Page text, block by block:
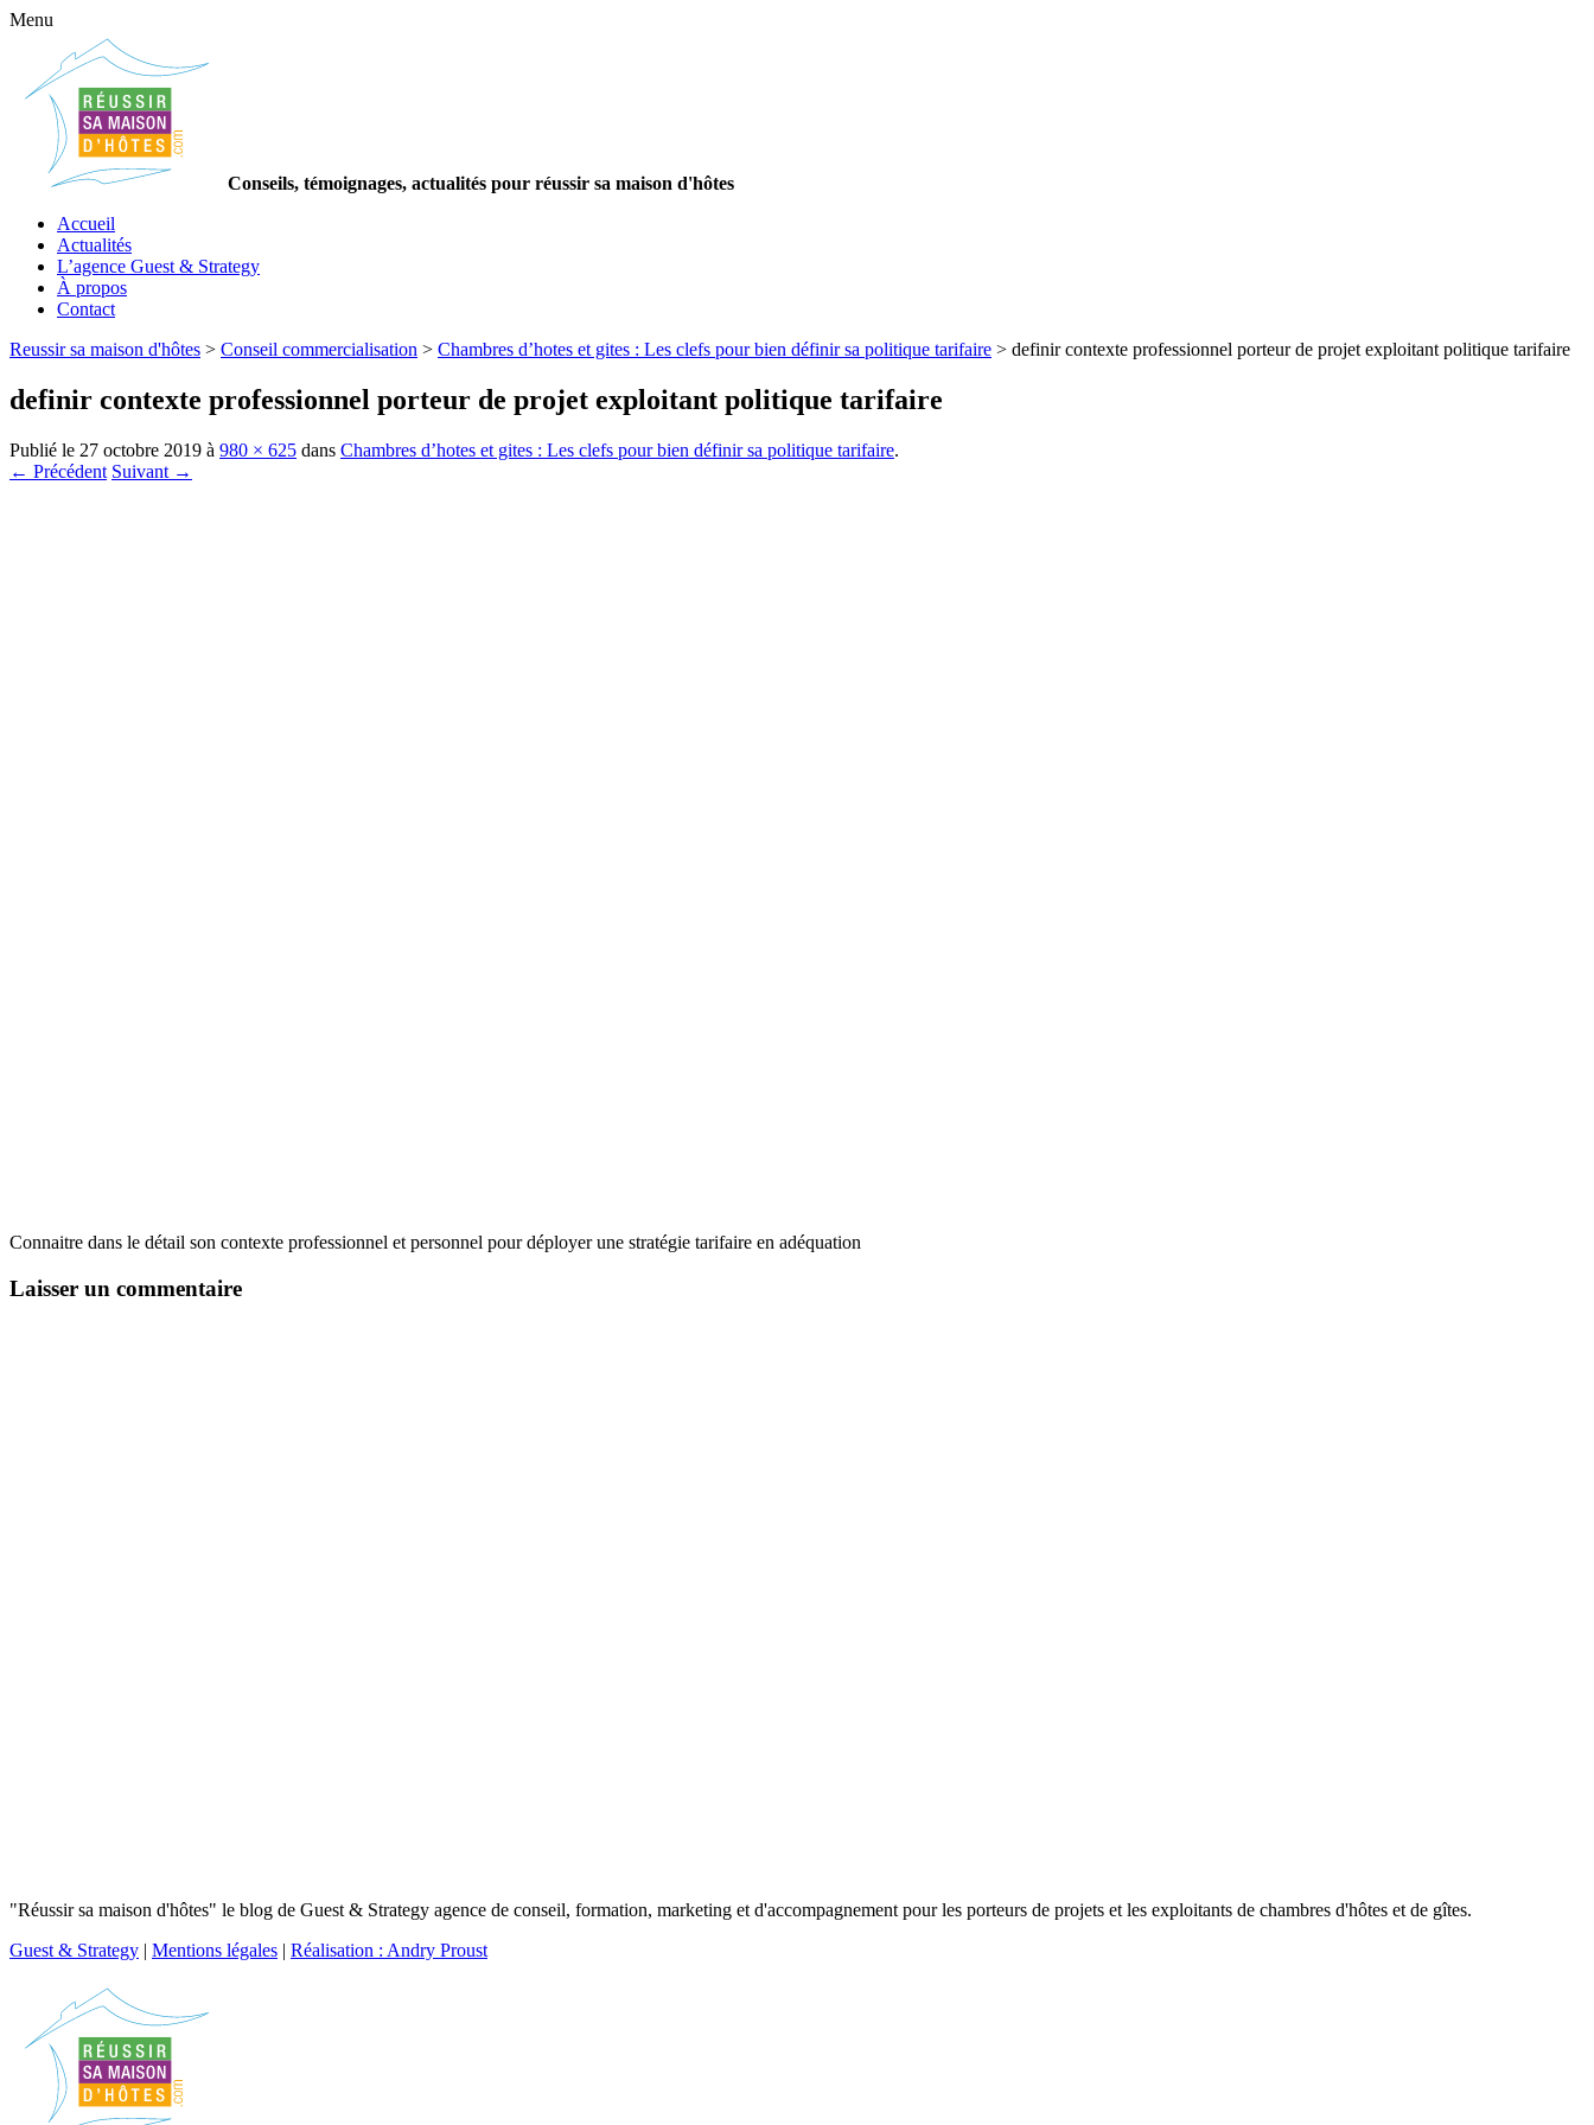
Menu
Conseils, témoignages, actualités pour réussir sa maison d'hôtes
Accueil
Actualités
L’agence Guest & Strategy
À propos
Contact
Reussir sa maison d'hôtes > Conseil commercialisation > Chambres d’hotes et gites : Les clefs pour bien définir sa politique tarifaire > definir contexte professionnel porteur de projet exploitant politique tarifaire
definir contexte professionnel porteur de projet exploitant politique tarifaire
Publié le 27 octobre 2019 à 980 × 625 dans Chambres d’hotes et gites : Les clefs pour bien définir sa politique tarifaire.
← Précédent Suivant →
Connaitre dans le détail son contexte professionnel et personnel pour déployer une stratégie tarifaire en adéquation
Laisser un commentaire
"Réussir sa maison d'hôtes" le blog de Guest & Strategy agence de conseil, formation, marketing et d'accompagnement pour les porteurs de projets et les exploitants de chambres d'hôtes et de gîtes.
Guest & Strategy | Mentions légales | Réalisation : Andry Proust